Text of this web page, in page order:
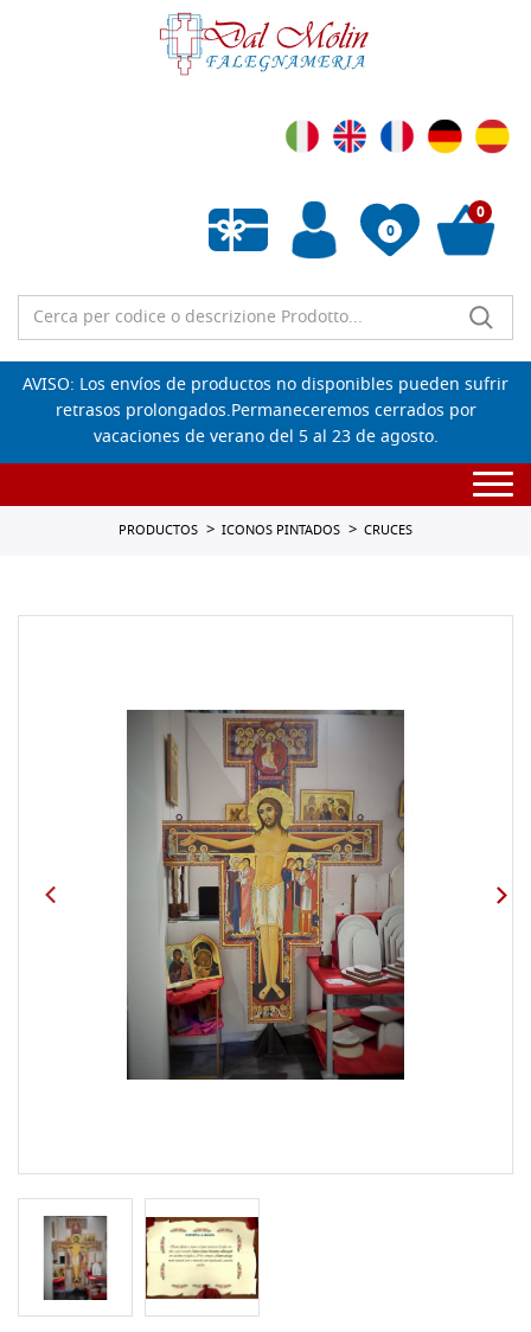
0
Lista de deseos vacía
0
AVISO: Los envíos de productos no disponibles pueden sufrir
retrasos prolongados.Permaneceremos cerrados por
vacaciones de verano del 5 al 23 de agosto.
PRODUCTOS ICONOS PINTADOS CRUCES